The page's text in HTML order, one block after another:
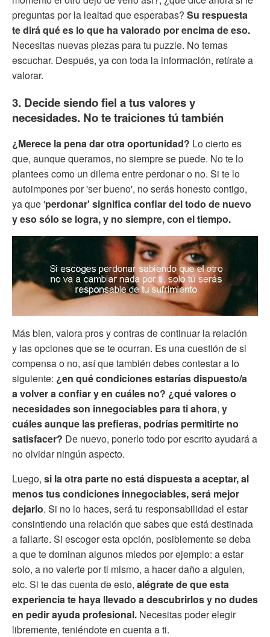
preguntas por la lealtad que esperabas? Su respuesta
te dirá qué es lo que ha valorado por encima de eso.
Necesitas nuevas piezas para tu puzzle. No temas
escuchar. Después, ya con toda la información, retírate a
valorar.
3. Decide siendo fiel a tus valores y
necesidades. No te traiciones tú también
¿Merece la pena dar otra oportunidad? Lo cierto es
que, aunque queramos, no siempre se puede. No te lo
plantees como un dilema entre perdonar o no. Si te lo
autoimpones por 'ser bueno', no serás honesto contigo,
ya que 'perdonar' significa confiar del todo de nuevo
y eso sólo se logra, y no siempre, con el tiempo.
Más bien, valora pros y contras de continuar la relación
y las opciones que se te ocurran. Es una cuestión de si
compensa o no, así que también debes contestar a lo
siguiente: ¿en qué condiciones estarías dispuesto/a
a volver a confiar y en cuáles no? ¿qué valores o
necesidades son innegociables para ti ahora, y
cuáles aunque las prefieras, podrías permitirte no
satisfacer? De nuevo, ponerlo todo por escrito ayudará a
no olvidar ningún aspecto.
Luego, si la otra parte no está dispuesta a aceptar, al
menos tus condiciones innegociables, será mejor
dejarlo. Si no lo haces, será tu responsabilidad el estar
consintiendo una relación que sabes que está destinada
a fallarte. Si escoger esta opción, posiblemente se deba
a que te dominan algunos miedos por ejemplo: a estar
solo, a no valerte por ti mismo, a hacer daño a alguien,
etc. Si te das cuenta de esto, alégrate de que esta
experiencia te haya llevado a descubrirlos y no dudes
en pedir ayuda profesional. Necesitas poder elegir
libremente, teniéndote en cuenta a ti.